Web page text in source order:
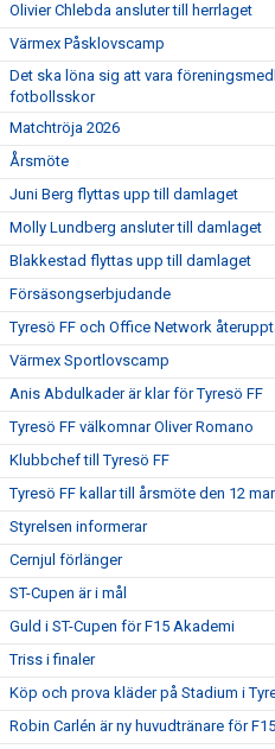
Olivier Chlebda ansluter till herrlaget
Värmex Påsklovscamp
Det ska löna sig att vara
fotbollsskor
Matchtröja 2026
Årsmöte
Juni Berg flyttas upp till damlaget
Molly Lundberg ansluter till damlaget
Blakkestad flyttas upp till damlaget
Försäsongserbjudande
Tyresö FF och Office Network
Värmex Sportlovscamp
Anis Abdulkader är klar för Tyresö FF
Tyresö FF välkomnar Oliver Romano
Klubbchef till Tyresö FF
Tyresö FF kallar till årsmöte den 12
Styrelsen informerar
Cernjul förlänger
ST-Cupen är i mål
Guld i ST-Cupen för F15 Akademi
Triss i finaler
Köp och prova kläder på Stadium i
Robin Carlén är ny huvudtränare för